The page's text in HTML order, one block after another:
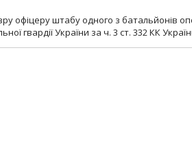
офіцеру штабу одного з батальйонів
гвардії України за ч. 3 ст. 332 КК